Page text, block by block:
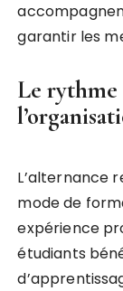
garantir les
Le rythme
L’alternance
mode de
expérience
étudiants